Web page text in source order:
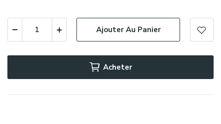
Ajouter Au Panier
Acheter